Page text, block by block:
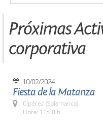
Próximas
corporativa
10/02/2024
Fiesta de la Matanza
Cipérez (Salamanca)
Hora: 11:00 h.